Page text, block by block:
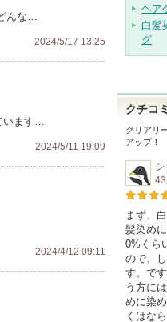
んな…
2024/5/17 13:25
います…
2024/5/11 19:09
2024/4/12 09:11
ヘア
白髪
グ
クチコミ
クリアリ
アップ！
まず、
髪染め
0%くら
ので、
す。で
う方に
めに染
くはな